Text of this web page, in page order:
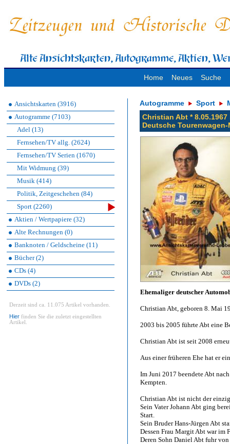
Home Neues Suche
Ansichtskarten (3916)
Autogramme (7103)
Adel (13)
Fernsehen/TV allg. (2624)
Fernsehen/TV Serien (1670)
Mit Widmung (39)
Musik (414)
Politik, Zeitgeschehen (84)
Sport (2260)
Aktien / Wertpapiere (32)
Alte Rechnungen (0)
Banknoten / Geldscheine (11)
Bücher (2)
CDs (4)
DVDs (2)
Derzeit sind ca. 11.075 Artikel vorhanden.
Hier finden Sie die zuletzt eingestellten
Artikel.
Autogramme Sport
Christian Abt * 8.05.1967
Deutsche Tourenwagen-
Ehemaliger deutscher
Christian Abt, geboren 8. Mai
2003 bis 2005 führte Abt eine
Christian Abt ist seit 2008
Aus einer früheren Ehe hat er
Im Juni 2017 beendete Abt
Kempten.
Christian Abt ist nicht der
Sein Vater Johann Abt ging
Start.
Sein Bruder Hans-Jürgen Abt
Dessen Frau Margit Abt war im
Deren Sohn Daniel Abt fuhr